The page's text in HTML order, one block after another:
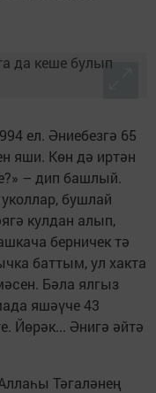
ел. Әниебезгә 65
яши. Көн дә иртән
– дип башлый.
бушлай
кулдан алып,
берничек тә
баттым, ул хакта
Бәла ялгыз
яшәүче 43
Йөрәк... Әнигә әйтә
Тәгаләнең